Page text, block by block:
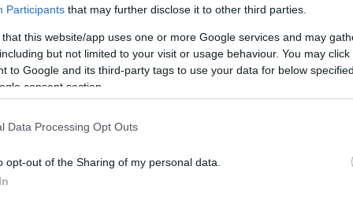
Participants that may further disclose it to other third parties.
that this website/app uses one or more Google services and may
but not limited to your visit or usage behaviour. You may
to Google and its third-party tags to use your data for below
consent section.
Data Processing Opt Outs
opt-out of the Sharing of my personal data.
τελευταίο γύρο. Εκεί ο Φερστάπεν
πέρασε τον Σάινθ και κατέκτησε την
θέση, ενώ ακολούθησαν οι Αντρέα Κίμι
Red Bull. Ο Λάντο Νόρις δεν μπόρεσε να
τον Χάτζαρ, με τον Λεκλέρκ να συμπληρώνει